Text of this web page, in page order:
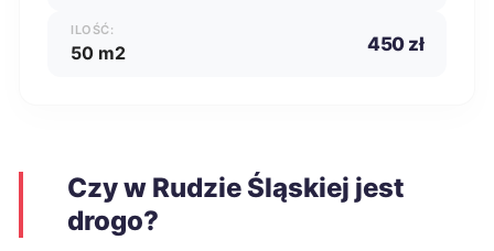
ILOŚĆ:
50 m2 450 zł
Czy w Rudzie Śląskiej jest
drogo?